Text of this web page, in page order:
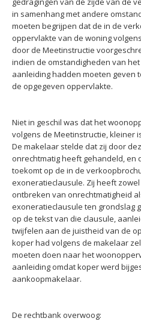
in samenhang met andere
moeten begrijpen dat de in de
oppervlakte van de woning
door de Meetinstructie
indien de omstandigheden van
aanleiding hadden moeten geven
de opgegeven oppervlakte.
Niet in geschil was dat het
volgens de Meetinstructie, kleiner
De makelaar stelde dat zij door
onrechtmatig heeft gehandeld, en
toekomt op de in de
exoneratieclausule. Zij heeft
ontbreken van onrechtmatigheid
exoneratieclausule ten grondslag
op de tekst van die clausule,
twijfelen aan de juistheid van de
koper had volgens de makelaar
moeten doen naar het
aanleiding omdat koper werd
aankoopmakelaar.
De rechtbank overwoog: